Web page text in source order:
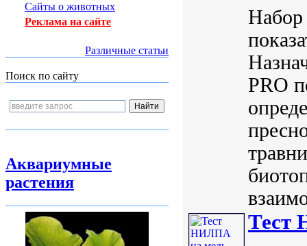
Сайты о животных
Реклама на сайте
Различные статьи
Поиск по сайту
Аквариумные
растения
PRO
Тест